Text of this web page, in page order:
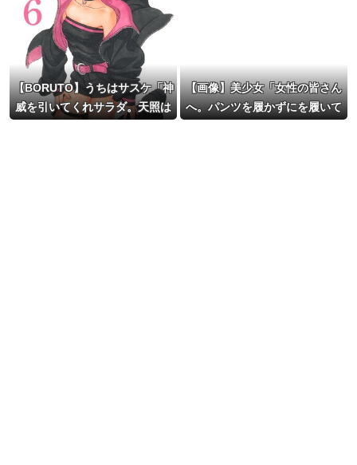
【BORUTO】うちはサスケ「神
威を引いてくれサラダ。天照は
【画像】美少女「女性の皆さん
へ。パンツを履かずにを履いて